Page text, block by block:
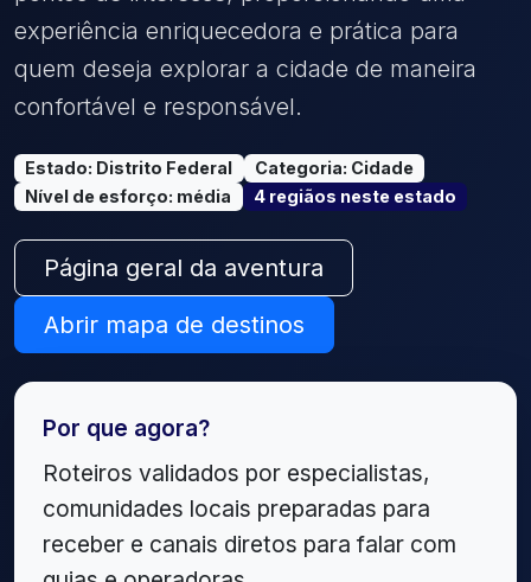
experiência enriquecedora e prática para
quem deseja explorar a cidade de maneira
confortável e responsável.
Estado: Distrito Federal Categoria: Cidade
Nível de esforço: média 4 regiãos neste estado
Página geral da aventura
Abrir mapa de destinos
Por que agora?
Roteiros validados por especialistas,
comunidades locais preparadas para
receber e canais diretos para falar com